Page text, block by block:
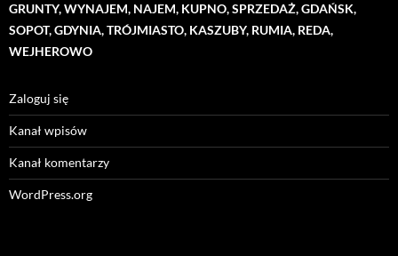
GRUNTY, WYNAJEM, NAJEM, KUPNO, SPRZEDAŻ, GDAŃSK,
SOPOT, GDYNIA, TRÓJMIASTO, KASZUBY, RUMIA, REDA,
WEJHEROWO
Zaloguj się
Kanał wpisów
Kanał komentarzy
WordPress.org